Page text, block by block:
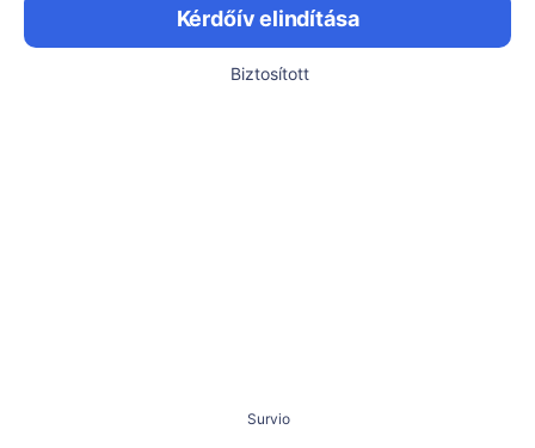
Kérdőív elindítása
Biztosított
Survio